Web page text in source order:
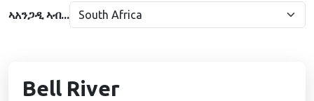
ኣአንጋዲ ኣብ...
Bell River